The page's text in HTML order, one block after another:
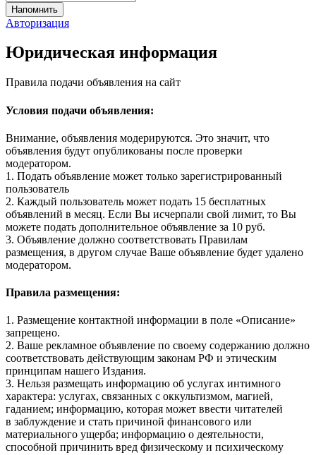
Авторизация
Юридическая информация
Правила подачи объявления на сайт
Условия подачи объявления:
Внимание, объявления модерируются. Это значит, что
объявления будут опубликованы после проверки
модератором.
1. Подать объявление может только зарегистрированный
пользователь
2. Каждый пользователь может подать 15 бесплатных
объявлений в месяц. Если Вы исчерпали свой лимит, то Вы
можете подать дополнительное объявление за 10 руб.
3. Объявление должно соответствовать Правилам
размещения, в другом случае Ваше объявление будет удалено
модератором.
Правила размещения:
1. Размещение контактной информации в поле «Описание»
запрещено.
2. Ваше рекламное объявление по своему содержанию должно
соответствовать действующим законам РФ и этическим
принципам нашего Издания.
3. Нельзя размещать информацию об услугах интимного
характера: услугах, связанных с оккультизмом, магией,
гаданием; информацию, которая может ввести читателей
в заблуждение и стать причиной финансового или
материального ущерба; информацию о деятельности,
способной причинить вред физическому и психическому